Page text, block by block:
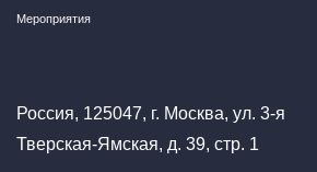
Мероприятия
Россия, 125047, г. Москва, ул. 3-я
Тверская-Ямская, д. 39, стр. 1